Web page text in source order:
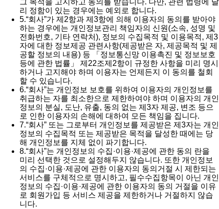
그 목적을 고지하고 동의를 받습니다. 다만, 관련 법령에 달
리 정함이 있는 경우에는 예외로 합니다.
5.“회사”가 제2항과 제3항에 의해 이용자의 동의를 받아야
하는 경우에는 개인정보관리 책임자의 신원(소속, 성명 및
전화번호, 기타 연락처), 정보의 수집목적 및 이용목적, 제3
자에 대한 정보제공 관련사항(제공받은 자, 제공목적 및 제
공할 정보의 내용) 등 「정보통신망 이용촉진 및 정보보호
등에 관한 법률」 제22조제2항이 규정한 사항을 미리 명시
하거나 고지해야 하며 이용자는 언제든지 이 동의를 철회
할 수 있습니다.
6.“회사”는 개인정보 보호를 위하여 이용자의 개인정보를
취급하는 자를 최소한으로 제한하여야 하며 이용자의 개인
정보의 분실, 도난, 유출, 동의 없는 제3자 제공, 변조 등으
로 인한 이용자의 손해에 대하여 모든 책임을 집니다.
7.“회사” 또는 그로부터 개인정보를 제공받은 제3자는 개인
정보의 수집목적 또는 제공받은 목적을 달성한 때에는 당
해 개인정보를 지체 없이 파기합니다.
8.“회사”는 개인정보의 수집·이용·제공에 관한 동의 란을
미리 선택한 것으로 설정해두지 않습니다. 또한 개인정보
의 수집·이용·제공에 관한 이용자의 동의거절 시 제한되는
서비스를 구체적으로 명시하고, 필수수집항목이 아닌 개인
정보의 수집·이용·제공에 관한 이용자의 동의 거절을 이유
로 회원가입 등 서비스 제공을 제한하거나 거절하지 않습
니다.